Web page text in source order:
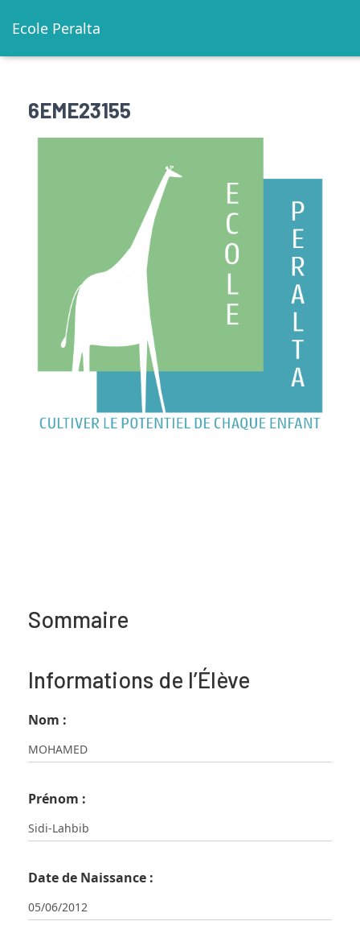
Ecole Peralta
6EME23155
Sommaire
Informations de l’Élève
Nom :
Prénom :
Date de Naissance :